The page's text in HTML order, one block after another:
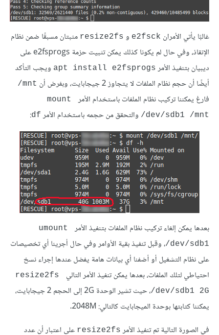
غالبًا يأتي الأمران e2fsck و resize2fs مثبتان مسبقًا ضمن نظام
الإنقاذ، وفي حال لم يكونا كذلك يمكن تثبيت حزمة e2fsprogs على
ديبيان بتنفيذ الأمر apt install e2fsprogs ويجب التأكد
أيضًا أن حجم نظام الملفات لا يتجاوز 2 جيجابايت، وبفرض أن
‎/mnt
فارغ يمكننا تركيب نظام الملفات باستخدام الأمر
mount
/dev/sdb1 /mnt والتحقق من حجمه باستخدام الأمر df
:
بعدها يمكن إلغاء تركيب نظام الملفات بتنفيذ الأمر
umount
/dev/sdb1، وقبل تنفيذ بقية الأوامر وفي حال أجرينا أي تخصيصات
على نظام التشغيل أو أضفنا أي بيانات هامة يفضل عندها إجراء نسخ
احتياطي لتلك الملفات، بعدها يمكن تنفيذ الأمر التالي
resize2fs
/dev/sdb1 2G
، حيث تشير الوحدة 2G إلى الحجم 2 جيجابايت،
يمكننا كتابتها بوحدة الميجابايت كالتالي: 2048M.
في الصورة التالية تم تنفيذ الأمر resize2fs على اعتبار أن عدد